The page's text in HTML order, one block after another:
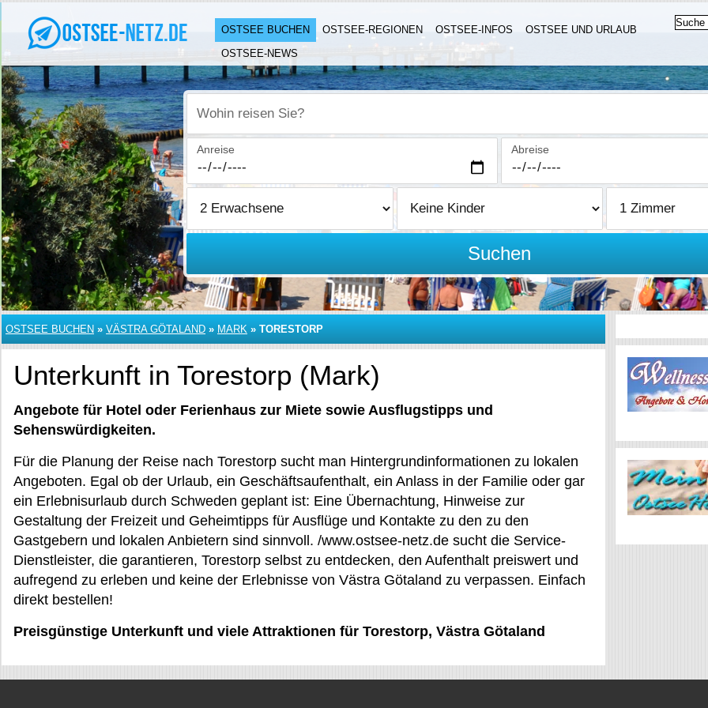
OSTSEE BUCHEN OSTSEE-REGIONEN OSTSEE-INFOS
OSTSEE UND URLAUB
OSTSEE-NEWS
Wohin reisen Sie?
Anreise Abreise
Suchen
OSTSEE BUCHEN » VÄSTRA GÖTALAND » MARK » TORESTORP
Unterkunft in Torestorp (Mark)
Angebote für Hotel oder Ferienhaus zur Miete sowie Ausflugstipps und
Sehenswürdigkeiten.
Für die Planung der Reise nach Torestorp sucht man Hintergrundinformationen zu lokalen
Angeboten. Egal ob der Urlaub, ein Geschäftsaufenthalt, ein Anlass in der Familie oder gar
ein Erlebnisurlaub durch Schweden geplant ist: Eine Übernachtung, Hinweise zur
Gestaltung der Freizeit und Geheimtipps für Ausflüge und Kontakte zu den zu den
Gastgebern und lokalen Anbietern sind sinnvoll. /www.ostsee-netz.de sucht die Service-
Dienstleister, die garantieren, Torestorp selbst zu entdecken, den Aufenthalt preiswert und
aufregend zu erleben und keine der Erlebnisse von Västra Götaland zu verpassen. Einfach
direkt bestellen!
Preisgünstige Unterkunft und viele Attraktionen für Torestorp, Västra Götaland